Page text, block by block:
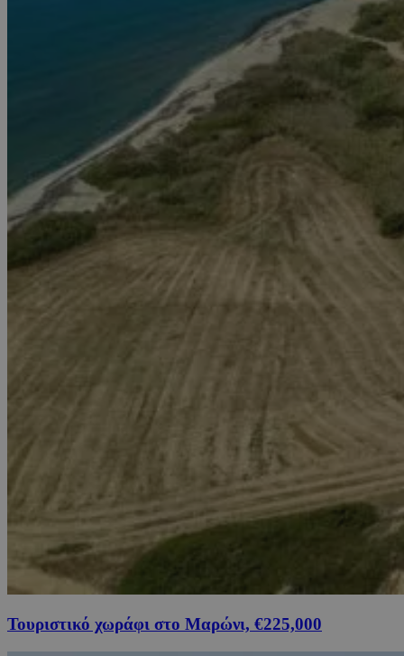
Τουριστικό χωράφι στο Μαρώνι, €225,000